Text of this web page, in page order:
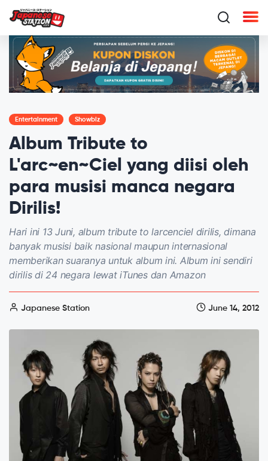
Entertainment Showbiz
Album Tribute to
L'arc~en~Ciel yang diisi oleh
para musisi manca negara
Dirilis!
Hari ini 13 Juni, album tribute to larcenciel dirilis, dimana
banyak musisi baik nasional maupun internasional
memberikan suaranya untuk album ini. Album ini sendiri
dirilis di 24 negara lewat iTunes dan Amazon
Japanese Station June 14, 2012